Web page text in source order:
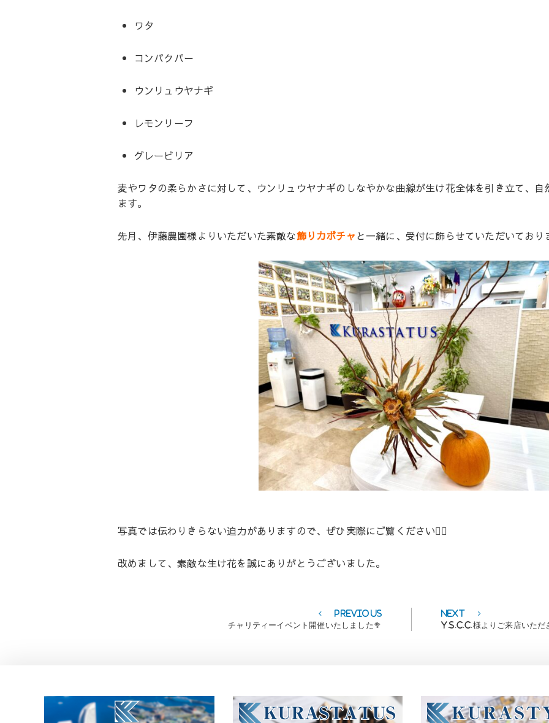
ワタ
コンパクパー
ウンリュウヤナギ
レモンリーフ
グレービリア
麦やワタの柔らかさに対して、ウンリュウヤナギのしなやかな曲線が生け花全体を引き立て、
ます。
先月、伊藤農園様よりいただいた素敵な飾りカボチャと一緒に、受付に飾らせていただいており
写真では伝わりきらない迫力がありますので、ぜひ実際にご覧ください💁‍♀️
改めまして、素敵な生け花を誠にありがとうございました。
シ
PreviousPrevious
チャリティーイベント開催いたしました🥦
Next
Next
post:
Y.S.C.C.様よりご来店いただ